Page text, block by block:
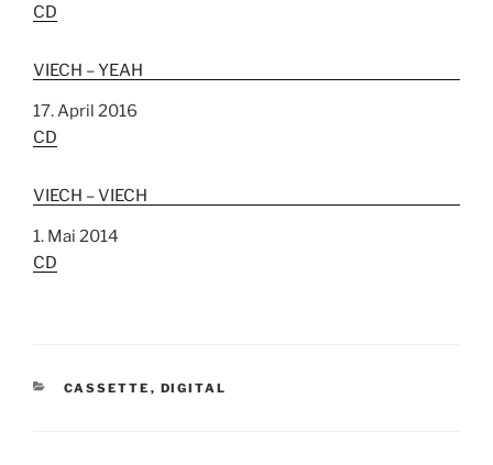
In Bezug auf
CD
VIECH – YEAH
Datum
17. April 2016
In Bezug auf
CD
VIECH – VIECH
Datum
1. Mai 2014
In Bezug auf
CD
K
CASSETTE , DIGITAL